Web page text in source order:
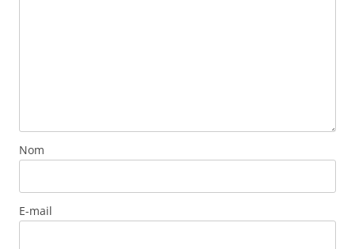
Nom
E-mail